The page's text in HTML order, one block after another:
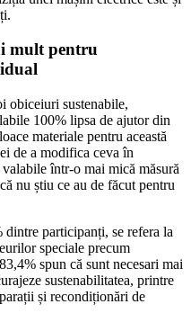
mult pentru
obiceiuri sustenabile,
100% lipsa de ajutor din
materiale pentru această
de a modifica ceva în
într-o mai mică măsură
nu știu ce au de făcut pentru
participanți, se refera la
speciale precum
spun că sunt necesari mai
sustenabilitatea, printre
și recondiționări de